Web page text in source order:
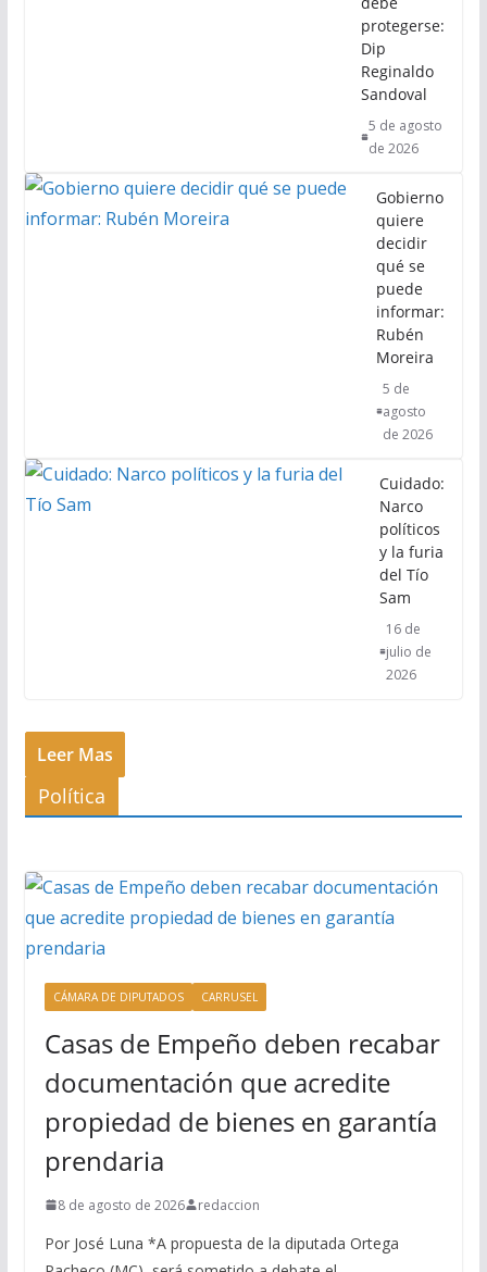
protegerse:
Dip
Reginaldo
Sandoval
5 de agosto
de 2026
Gobierno
quiere
decidir
qué se
puede
informar:
Rubén
Moreira
5 de
agosto
de 2026
Cuidado:
Narco
políticos
y la furia
del Tío
Sam
16 de
julio de
2026
Leer Mas
Política
CÁMARA DE DIPUTADOS CARRUSEL
Casas de Empeño deben recabar
documentación que acredite
propiedad de bienes en garantía
prendaria
8 de agosto de 2026 redaccion
Por José Luna *A propuesta de la diputada Ortega